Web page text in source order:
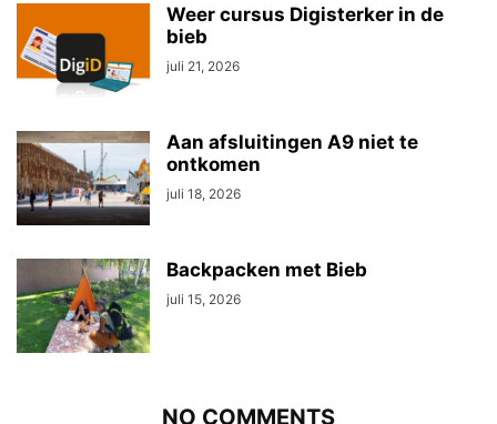
Weer cursus Digisterker in de
bieb
juli 21, 2026
Aan afsluitingen A9 niet te
ontkomen
juli 18, 2026
Backpacken met Bieb
juli 15, 2026
NO COMMENTS